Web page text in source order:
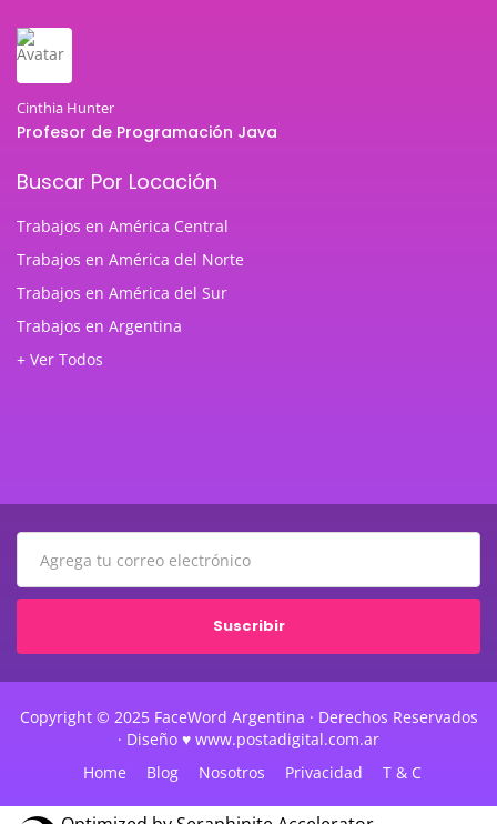
Cinthia Hunter
Profesor de Programación Java
Buscar Por Locación
Trabajos en América Central
Trabajos en América del Norte
Trabajos en América del Sur
Trabajos en Argentina
+ Ver Todos
Suscribir
Copyright © 2025 FaceWord Argentina · Derechos Reservados
· Diseño ♥ www.postadigital.com.ar
Home
Blog Nosotros Privacidad T & C